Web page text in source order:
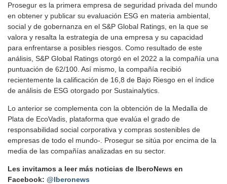
Prosegur es la primera empresa de seguridad privada del mundo
en obtener y publicar su evaluación ESG en materia ambiental,
social y de gobernanza en el S&P Global Ratings, en la que se
valora y resalta la estrategia de una empresa y su capacidad
para enfrentarse a posibles riesgos. Como resultado de este
análisis, S&P Global Ratings otorgó en el 2022 a la compañía una
puntuación de 62/100. Así mismo, la compañía recibió
recientemente la calificación de 16,8 de Bajo Riesgo en el índice
de análisis de ESG otorgado por Sustainalytics.
Lo anterior se complementa con la obtención de la Medalla de
Plata de EcoVadis, plataforma que evalúa el grado de
responsabilidad social corporativa y compras sostenibles de
empresas de todo el mundo-. Prosegur se sitúa por encima de la
media de las compañías analizadas en su sector.
Les invitamos a leer más noticias de IberoNews en
Facebook: @Iberonews